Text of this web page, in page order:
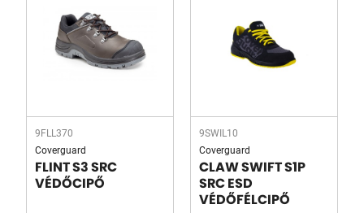
9FLL370
Coverguard
FLINT S3 SRC
VÉDŐCIPŐ
9SWIL10
Coverguard
CLAW SWIFT S1P
SRC ESD
VÉDŐFÉLCIPŐ